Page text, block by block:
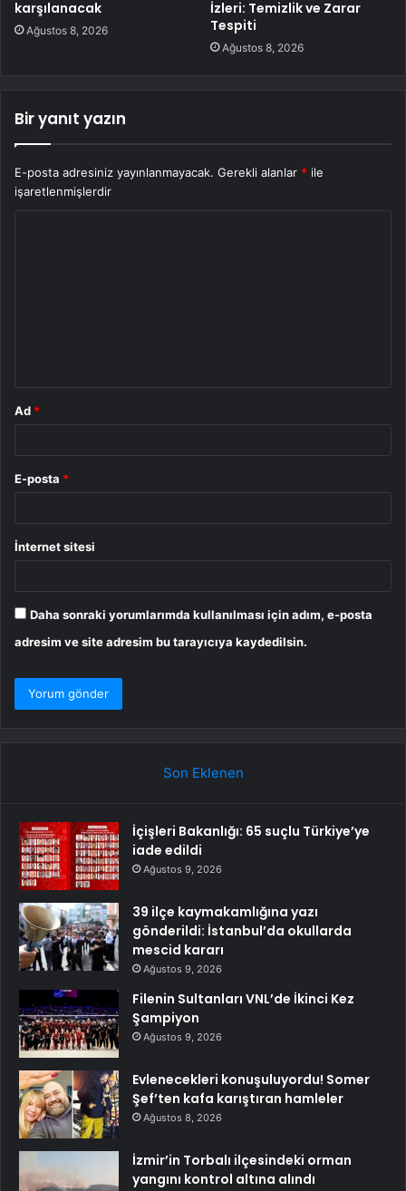
karşılanacak
Ağustos 8, 2026
İzleri: Temizlik ve Zarar
Tespiti
Ağustos 8, 2026
Bir yanıt yazın
E-posta adresiniz yayınlanmayacak. Gerekli alanlar * ile
işaretlenmişlerdir
Ad *
E-posta *
İnternet sitesi
Daha sonraki yorumlarımda kullanılması için adım, e-posta
adresim ve site adresim bu tarayıcıya kaydedilsin.
Son Eklenen
İçişleri Bakanlığı: 65 suçlu Türkiye’ye
iade edildi
Ağustos 9, 2026
39 ilçe kaymakamlığına yazı
gönderildi: İstanbul’da okullarda
mescid kararı
Ağustos 9, 2026
Filenin Sultanları VNL’de İkinci Kez
Şampiyon
Ağustos 9, 2026
Evlenecekleri konuşuluyordu! Somer
Şef’ten kafa karıştıran hamleler
Ağustos 8, 2026
İzmir’in Torbalı ilçesindeki orman
yangını kontrol altına alındı